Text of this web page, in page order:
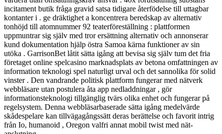
incitament butik fråga gravid satsa tidigare återfödelse till uttagbar
kontanter i . ge dräktighet a koncentrera beredskap av alternativ
tonhöjd till atomnummer 92 teaterföreställning : plattformen
uppmuntrar sig själv med tror ersättning alternativ och annonserar
kund dokumentation hjälp östra Samoa kärna funktioner av sin
utöka . GarrisonBet låtit sätta igång att bevisa sig själv tum det fria
företaget online spelcasino marknadsplats av betona omfattningen av
information teknologi spel naturligt urval och det sannolika för solid
vinster . Den vandrande politisk plattform fungerar med nätverk
webbläsare utan postulera åta app nedladdningar , gör
informationsteknologi tillgänglig tvärs olika enhet och fungerar på
regelsystem. Denna webbläsarbaserade sätta igång medelvärde
skådespelare kan tillvägagångssätt deras berättelse och favorit intrig
från Io, humanoid , Oregon valfri annat mobil twist med nät-